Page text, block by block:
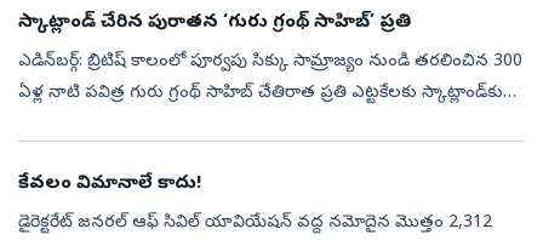
స్కాట్లాండ్‌ చేరిన పురాతన ‘గురు గ్రంథ్ సాహిబ్’ ప్రతి
ఎడిన్‌బర్గ్: బ్రిటిష్ కాలంలో పూర్వపు సిక్కు సామ్రాజ్యం నుండి తరలించిన 300
ఏళ్ల నాటి పవిత్ర గురు గ్రంథ్ సాహిబ్ చేతిరాత ప్రతి ఎట్టకేలకు స్కాట్లాండ్‌కు
కేవలం విమానాలే కాదు!
డైరెక్టరేట్‌ జనరల్‌ ఆఫ్‌ సివిల్‌ యావియేషన్‌ వద్ద నమోదైన మొత్తం 2,312